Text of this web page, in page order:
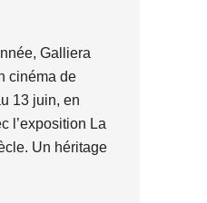
Galliera
cinéma de
13 juin, en
l’exposition La
Un héritage